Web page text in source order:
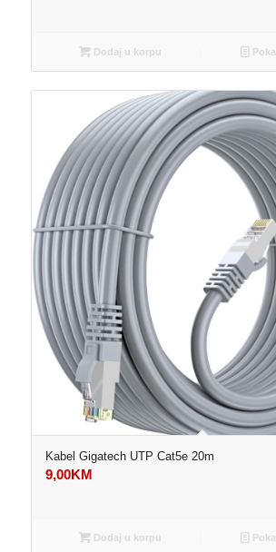
Dodaj u korpu
Kabel Gigatech UTP Cat5e 20m
9,00KM
Dodaj u korpu